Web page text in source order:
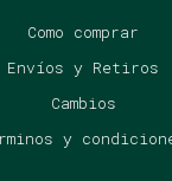
Como comprar
Envíos y Retiros
Cambios
y